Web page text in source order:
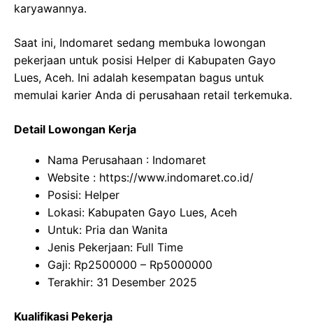
karyawannya.
Saat ini, Indomaret sedang membuka lowongan
pekerjaan untuk posisi Helper di Kabupaten Gayo
Lues, Aceh. Ini adalah kesempatan bagus untuk
memulai karier Anda di perusahaan retail terkemuka.
Detail Lowongan Kerja
Nama Perusahaan : Indomaret
Website : https://www.indomaret.co.id/
Posisi: Helper
Lokasi: Kabupaten Gayo Lues, Aceh
Untuk: Pria dan Wanita
Jenis Pekerjaan: Full Time
Gaji: Rp2500000 – Rp5000000
Terakhir: 31 Desember 2025
Kualifikasi Pekerja